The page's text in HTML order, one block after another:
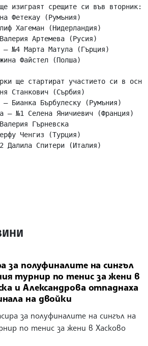
изиграят срещите си във вторник:
Фетекау (Румъния)
Хагеман (Нидерландия)
Артемева (Русия)
– №4 Марта Матула (Гърция)
Файстел (Полша)
ще стартират участието си в
Станкович (Сърбия)
– Бианка Бърбулеску (Румъния)
– №1 Селена Яничиевич (Франция)
Гърневска
Ченгиз (Турция)
Далила Спитери (Италия)
за полуфиналите на сингъл
турнир по тенис за жени в
и Александрова отпаднаха
на двойки
за полуфиналите на сингъл на
по тенис за жени в Хасково